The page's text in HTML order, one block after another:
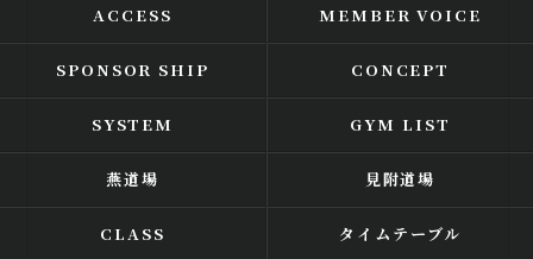
ACCESS MEMBER VOICE
SPONSOR SHIP CONCEPT
SYSTEM GYM LIST
燕道場 見附道場
CLASS タイムテーブル